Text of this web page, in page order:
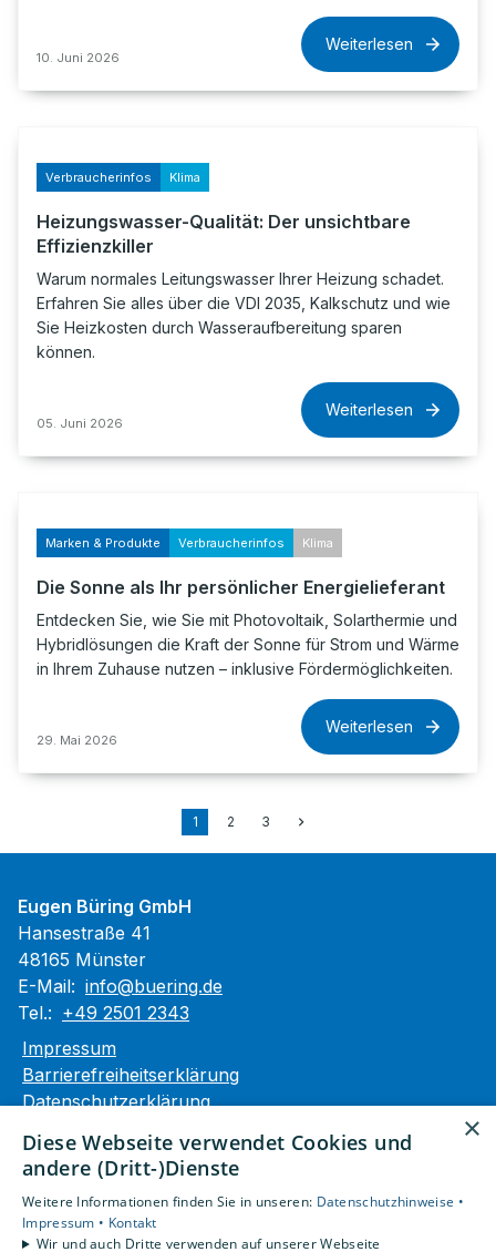
10. Juni 2026
Weiterlesen
Verbraucherinfos Klima
Heizungswasser-Qualität: Der unsichtbare
Effizienzkiller
Warum normales Leitungswasser Ihrer Heizung schadet.
Erfahren Sie alles über die VDI 2035, Kalkschutz und wie
Sie Heizkosten durch Wasseraufbereitung sparen
können.
05. Juni 2026
Weiterlesen
Marken & Produkte Verbraucherinfos Klima
Die Sonne als Ihr persönlicher Energielieferant
Entdecken Sie, wie Sie mit Photovoltaik, Solarthermie und
Hybridlösungen die Kraft der Sonne für Strom und Wärme
in Ihrem Zuhause nutzen – inklusive Fördermöglichkeiten.
29. Mai 2026
Weiterlesen
1 2 3
Eugen Büring GmbH
Hansestraße 41
48165 Münster
E-Mail: info@buering.de
Tel.: +49 2501 2343
Impressum
Barrierefreiheitserklärung
Datenschutzerklärung
Unsere Bereiche
Privatkunden
Gewerbekunden
×
Diese Webseite verwendet Cookies und
andere (Dritt-)Dienste
Weitere Informationen finden Sie in unseren: Datenschutzhinweise •
Impressum • Kontakt
Wir und auch Dritte verwenden auf unserer Webseite